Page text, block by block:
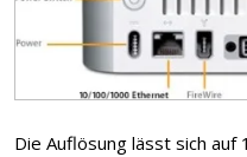
Die Auflösung lässt sich auf